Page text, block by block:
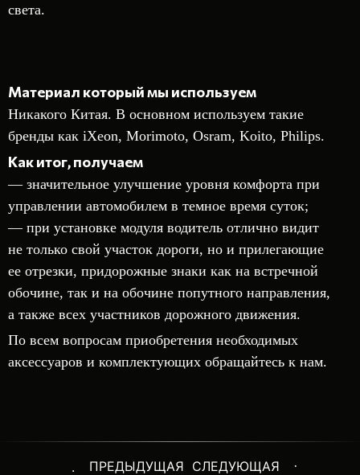
света.
Материал который мы используем
Никакого Китая. В основном используем такие
бренды как iXeon, Morimoto, Osram, Koito, Philips.
Как итог, получаем
— значительное улучшение уровня комфорта при
управлении автомобилем в темное время суток;
— при установке модуля водитель отлично видит
не только свой участок дороги, но и прилегающие
ее отрезки, придорожные знаки как на встречной
обочине, так и на обочине попутного направления,
а также всех участников дорожного движения.
По всем вопросам приобретения необходимых
аксессуаров и комплектующих обращайтесь к нам.
ПРЕДЫДУЩАЯ СЛЕДУЮЩАЯ